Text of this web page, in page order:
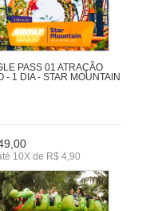
PASS 01 ATRAÇÃO
- 1 DIA - STAR MOUNTAIN
10X de R$ 4,90